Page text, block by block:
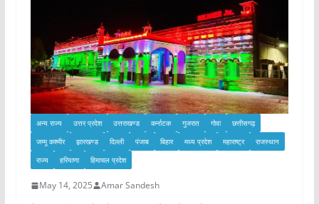
अन्य राज्य उत्तर प्रदेश उत्तराखण्ड कर्नाटक गुजरात गोवा
छत्तीसगढ़
जम्मू कश्मीर
झारखण्ड दिल्ली पंजाब बिहार मध्य प्रदेश महाराष्ट्र
राजस्थान
राज्य
हरियाणा हिमाचल प्रदेश
May 14, 2025 Amar Sandesh